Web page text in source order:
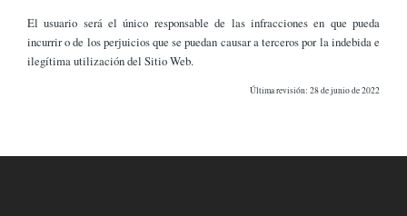
El usuario será el único responsable de las infracciones en que pueda
incurrir o de los perjuicios que se puedan causar a terceros por la indebida e
ilegítima utilización del Sitio Web.
Última revisión: 28 de junio de 2022